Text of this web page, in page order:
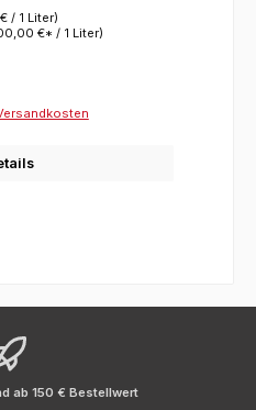
/ 1 Liter)
€* / 1 Liter)
ab 150 € Bestellwert